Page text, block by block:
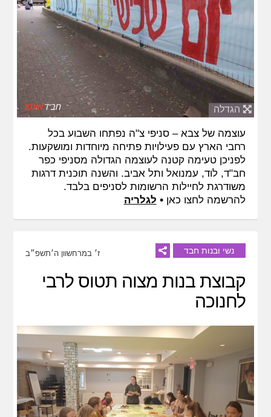
הגדלה
עוצמה של צבא – סניפי צ"ה נפתחו השבוע בכל
רחבי הארץ עם פעילויות פתיחה מיוחדות ומושקעות.
לפניכן טעימה קטנה לעוצמה הגדולה מסניפי כפר
חב"ד, לוד, עמנואל ותל אביב. והשנה תוכנית דרגות
משודרגת לחיילות הרשומות לסניפים בלבד.
להרשמהלחצו כאן • לגלריה
נשי ובנות חבד ז׳ במרחשוון ה׳תשפ״ב
קבוצת בנות מצוה תטוס לרבי
לחנוכה